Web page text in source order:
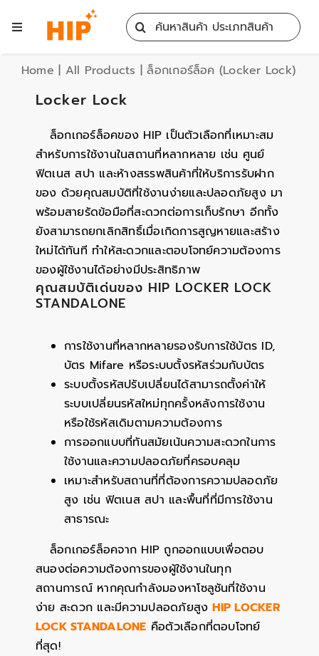
Toggle
Home
Training
Blog
Services
Contact
Search
for:
Home | All Products |ล็อกเกอร์ล็อค (Locker Lock)
Locker Lock
ล็อกเกอร์ล็อคของ HIP เป็นตัวเลือกที่เหมาะสม
สำหรับการใช้งานในสถานที่หลากหลาย เช่น ศูนย์
ฟิตเนส สปา และห้างสรรพสินค้าที่ให้บริการรับฝาก
ของ ด้วยคุณสมบัติที่ใช้งานง่ายและปลอดภัยสูง มา
พร้อมสายรัดข้อมือที่สะดวกต่อการเก็บรักษา อีกทั้ง
ยังสามารถยกเลิกสิทธิ์เมื่อเกิดการสูญหายและสร้าง
ใหม่ได้ทันที ทำให้สะดวกและตอบโจทย์ความต้องการ
ของผู้ใช้งานได้อย่างมีประสิทธิภาพ
คุณสมบัติเด่นของ HIP LOCKER LOCK
STANDALONE
การใช้งานที่หลากหลายรองรับการใช้บัตร ID,
บัตร Mifare หรือระบบตั้งรหัสร่วมกับบัตร
ระบบตั้งรหัสปรับเปลี่ยนได้สามารถตั้งค่าให้
ระบบเปลี่ยนรหัสใหม่ทุกครั้งหลังการใช้งาน
หรือใช้รหัสเดิมตามความต้องการ
การออกแบบที่ทันสมัยเน้นความสะดวกในการ
ใช้งานและความปลอดภัยที่ครอบคลุม
เหมาะสำหรับสถานที่ที่ต้องการความปลอดภัย
สูง เช่น ฟิตเนส สปา และพื้นที่ที่มีการใช้งาน
สาธารณะ
ล็อกเกอร์ล็อคจาก HIP ถูกออกแบบเพื่อตอบ
สนองต่อความต้องการของผู้ใช้งานในทุก
สถานการณ์ หากคุณกำลังมองหาโซลูชันที่ใช้งาน
ง่าย สะดวก และมีความปลอดภัยสูงHIP LOCKER
LOCK STANDALONE คือตัวเลือกที่ตอบโจทย์
ที่สุด!